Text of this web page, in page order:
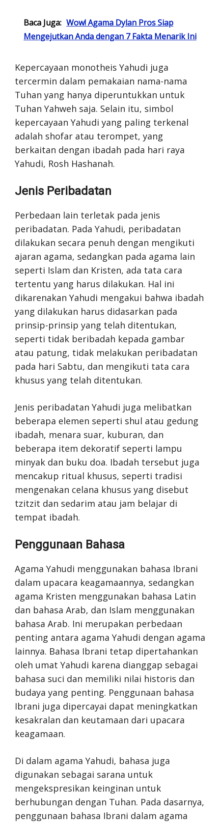
Baca Juga: Wow! Agama Dylan Pros Siap
Mengejutkan Anda dengan 7 Fakta Menarik Ini
Kepercayaan monotheis Yahudi juga
tercermin dalam pemakaian nama-nama
Tuhan yang hanya diperuntukkan untuk
Tuhan Yahweh saja. Selain itu, simbol
kepercayaan Yahudi yang paling terkenal
adalah shofar atau terompet, yang
berkaitan dengan ibadah pada hari raya
Yahudi, Rosh Hashanah.
Jenis Peribadatan
Perbedaan lain terletak pada jenis
peribadatan. Pada Yahudi, peribadatan
dilakukan secara penuh dengan mengikuti
ajaran agama, sedangkan pada agama lain
seperti Islam dan Kristen, ada tata cara
tertentu yang harus dilakukan. Hal ini
dikarenakan Yahudi mengakui bahwa ibadah
yang dilakukan harus didasarkan pada
prinsip-prinsip yang telah ditentukan,
seperti tidak beribadah kepada gambar
atau patung, tidak melakukan peribadatan
pada hari Sabtu, dan mengikuti tata cara
khusus yang telah ditentukan.
Jenis peribadatan Yahudi juga melibatkan
beberapa elemen seperti shul atau gedung
ibadah, menara suar, kuburan, dan
beberapa item dekoratif seperti lampu
minyak dan buku doa. Ibadah tersebut juga
mencakup ritual khusus, seperti tradisi
mengenakan celana khusus yang disebut
tzitzit dan sedarim atau jam belajar di
tempat ibadah.
Penggunaan Bahasa
Agama Yahudi menggunakan bahasa Ibrani
dalam upacara keagamaannya, sedangkan
agama Kristen menggunakan bahasa Latin
dan bahasa Arab, dan Islam menggunakan
bahasa Arab. Ini merupakan perbedaan
penting antara agama Yahudi dengan agama
lainnya. Bahasa Ibrani tetap dipertahankan
oleh umat Yahudi karena dianggap sebagai
bahasa suci dan memiliki nilai historis dan
budaya yang penting. Penggunaan bahasa
Ibrani juga dipercayai dapat meningkatkan
kesakralan dan keutamaan dari upacara
keagamaan.
Di dalam agama Yahudi, bahasa juga
digunakan sebagai sarana untuk
mengekspresikan keinginan untuk
berhubungan dengan Tuhan. Pada dasarnya,
penggunaan bahasa Ibrani dalam agama